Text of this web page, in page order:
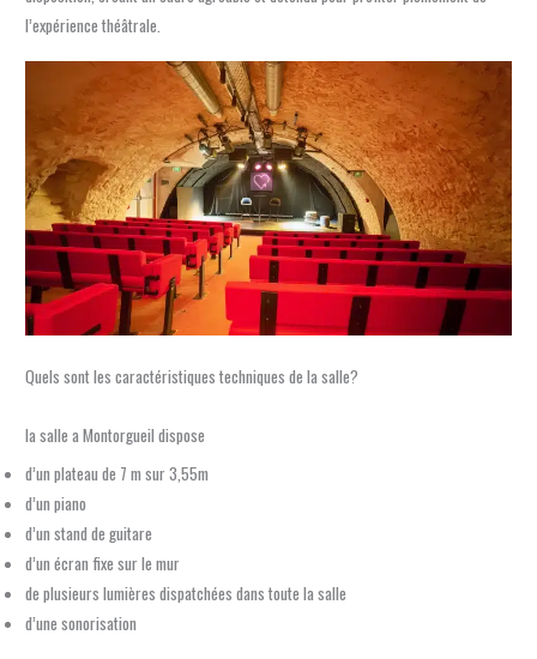
l’expérience théâtrale.
Quels sont les caractéristiques techniques de la salle?
la salle a Montorgueil dispose
d’un plateau de 7 m sur 3,55m
d’un piano
d’un stand de guitare
d’un écran fixe sur le mur
de plusieurs lumières dispatchées dans toute la salle
d’une sonorisation